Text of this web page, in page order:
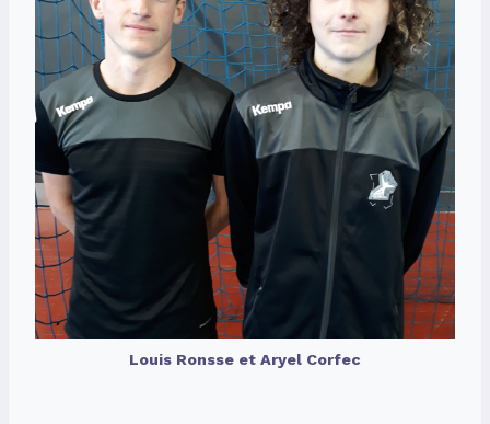
Louis Ronsse et Aryel Corfec